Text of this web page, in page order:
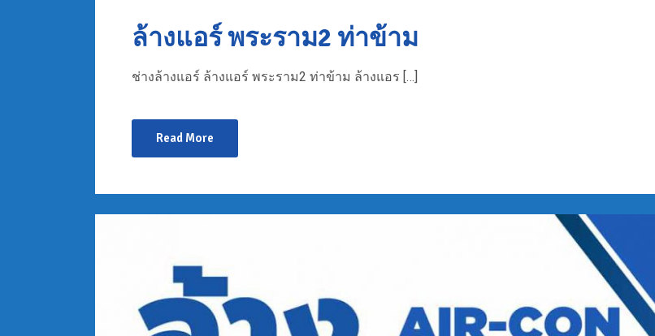
ล้างแอร์ พระราม2 ท่าข้าม
ช่างล้างแอร์ ล้างแอร์ พระราม2 ท่าข้าม ล้างแอร […]
Read More